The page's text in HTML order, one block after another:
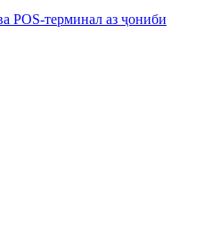
POS-терминал аз ҷониби